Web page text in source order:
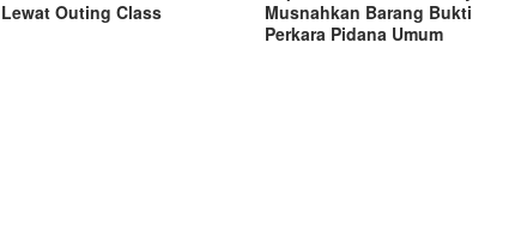
Lewat Outing Class
Musnahkan Barang Bukti
Perkara Pidana Umum